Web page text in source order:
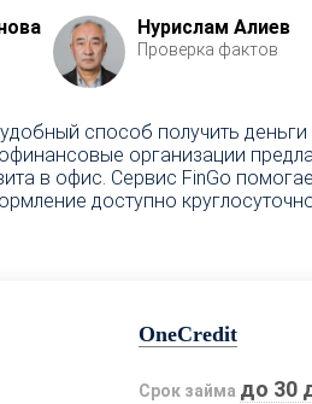
Нурислам Алиев
Проверка фактов
способ получить
организации
в офис. Сервис FinGo
доступно
OneCredit
Срок займа до 30